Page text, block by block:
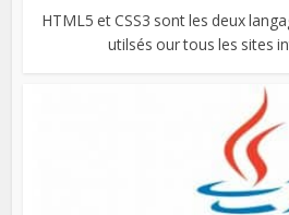
HTML5 et CSS3 sont les deux
utilsés our tous les sites